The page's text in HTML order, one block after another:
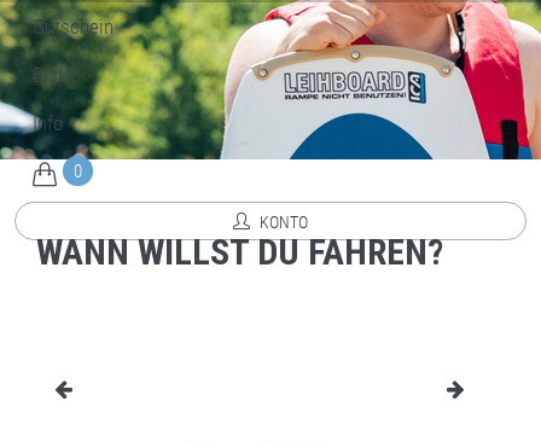
Gutschein
Bistro
Info
0
KONTO
WANN WILLST DU FAHREN?